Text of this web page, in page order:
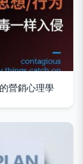
營銷心理學